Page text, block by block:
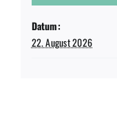
Datum:
22. August 2026